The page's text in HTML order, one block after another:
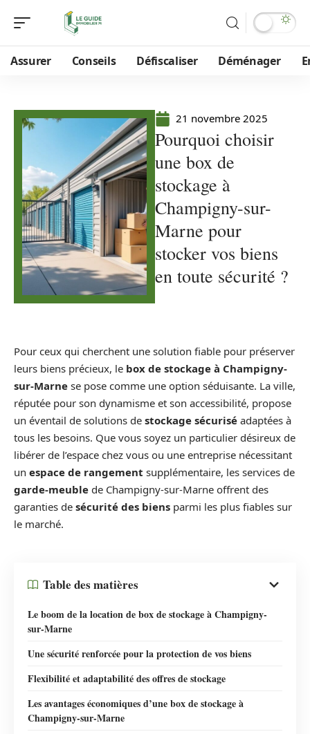
Assurer Conseils Défiscaliser Déménager
21 novembre 2025
Pourquoi choisir
une box de
stockage à
Champigny-sur-
Marne pour
stocker vos biens
en toute sécurité ?
Pour ceux qui cherchent une solution fiable pour préserver
leurs biens précieux, le box de stockage à Champigny-
sur-Marne se pose comme une option séduisante. La ville,
réputée pour son dynamisme et son accessibilité, propose
un éventail de solutions de stockage sécurisé adaptées à
tous les besoins. Que vous soyez un particulier désireux de
libérer de l’espace chez vous ou une entreprise nécessitant
un espace de rangement supplémentaire, les services de
garde-meuble de Champigny-sur-Marne offrent des
garanties de sécurité des biens parmi les plus fiables sur
le marché.
Table des matières
Le boom de la location de box de stockage à Champigny-
sur-Marne
Une sécurité renforcée pour la protection de vos biens
Flexibilité et adaptabilité des offres de stockage
Les avantages économiques d’une box de stockage à
Champigny-sur-Marne